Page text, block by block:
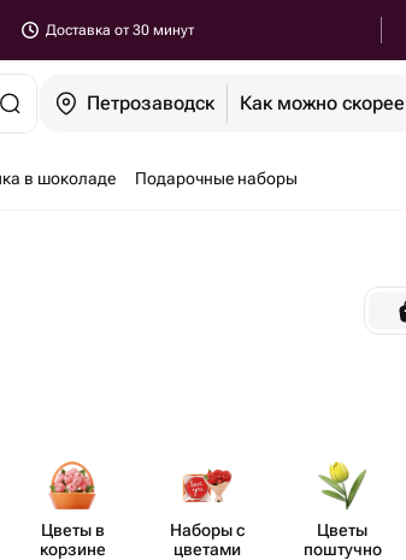
Доставка от 30 минут
Петрозаводск Как можно скорее
в шоколаде Подарочные наборы
Цветы в
корзине
Наборы с
цветами
Цветы
поштучно